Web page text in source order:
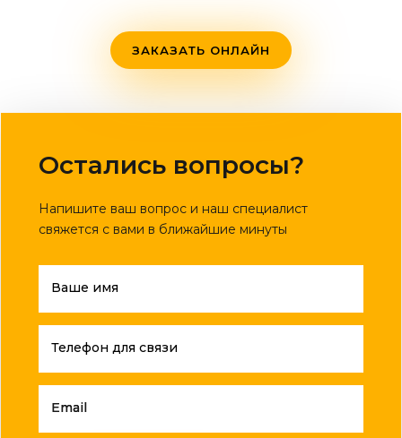
ЗАКАЗАТЬ ОНЛАЙН
Остались вопросы?
Напишите ваш вопрос и наш специалист
свяжется с вами в ближайшие минуты
Ваше имя
Телефон для связи
Email